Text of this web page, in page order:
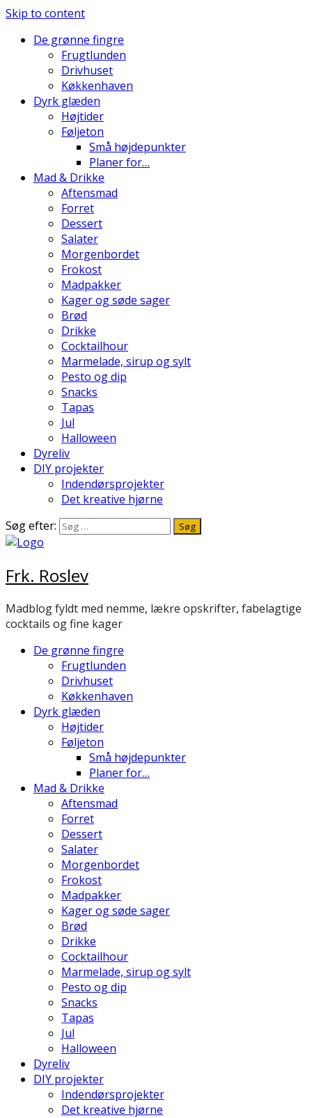
Skip to content
De grønne fingre
Frugtlunden
Drivhuset
Køkkenhaven
Dyrk glæden
Højtider
Føljeton
Små højdepunkter
Planer for…
Mad & Drikke
Aftensmad
Forret
Dessert
Salater
Morgenbordet
Frokost
Madpakker
Kager og søde sager
Brød
Drikke
Cocktailhour
Marmelade, sirup og sylt
Pesto og dip
Snacks
Tapas
Jul
Halloween
Dyreliv
DIY projekter
Indendørsprojekter
Det kreative hjørne
Søg efter:
Frk. Roslev
Madblog fyldt med nemme, lækre opskrifter, fabelagtige
cocktails og fine kager
De grønne fingre
Frugtlunden
Drivhuset
Køkkenhaven
Dyrk glæden
Højtider
Føljeton
Små højdepunkter
Planer for…
Mad & Drikke
Aftensmad
Forret
Dessert
Salater
Morgenbordet
Frokost
Madpakker
Kager og søde sager
Brød
Drikke
Cocktailhour
Marmelade, sirup og sylt
Pesto og dip
Snacks
Tapas
Jul
Halloween
Dyreliv
DIY projekter
Indendørsprojekter
Det kreative hjørne